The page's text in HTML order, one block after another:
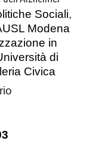
Sociali,
Modena
in
di
Civica